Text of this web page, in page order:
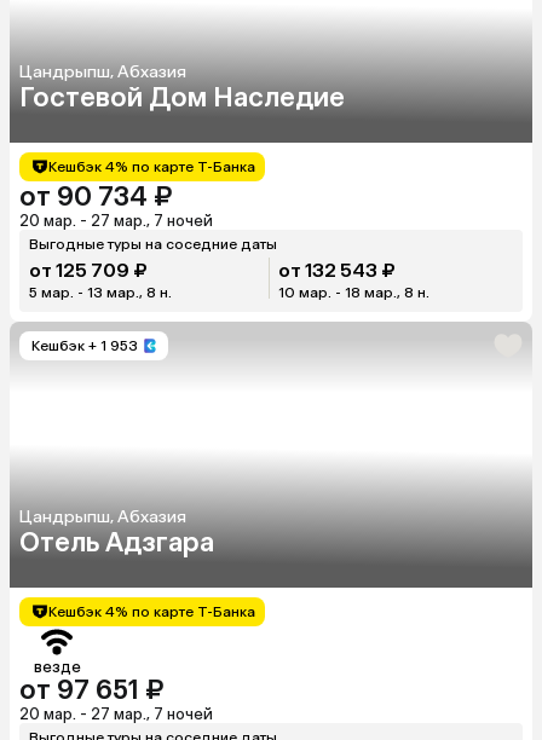
Цандрыпш, Абхазия
Гостевой Дом Наследие
Кешбэк 4% по карте Т-Банка
от 90 734 ₽
20 мар. - 27 мар., 7 ночей
Выгодные туры на соседние даты
от 125 709 ₽
5 мар. - 13 мар., 8 н.
от 132 543 ₽
10 мар. - 18 мар., 8 н.
Кешбэк + 1 953
Цандрыпш, Абхазия
Отель Адзгара
Кешбэк 4% по карте Т-Банка
везде
от 97 651 ₽
20 мар. - 27 мар., 7 ночей